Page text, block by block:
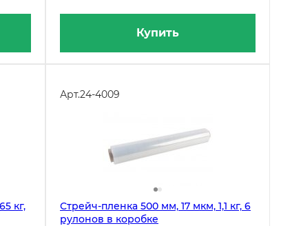
Купить
кг,
Арт.24-4009
Стрейч-пленка 500 мм, 17 мкм, 1,1 кг, 6
рулонов в коробке